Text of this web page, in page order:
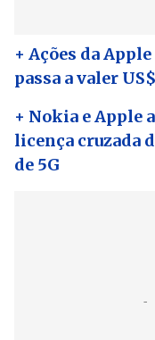
+ Ações da
passa a valer
+ Nokia e Apple
licença cruzada
de 5G